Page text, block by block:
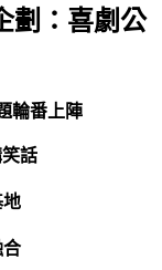
劃：喜劇公
輪番上陣
話
地
合